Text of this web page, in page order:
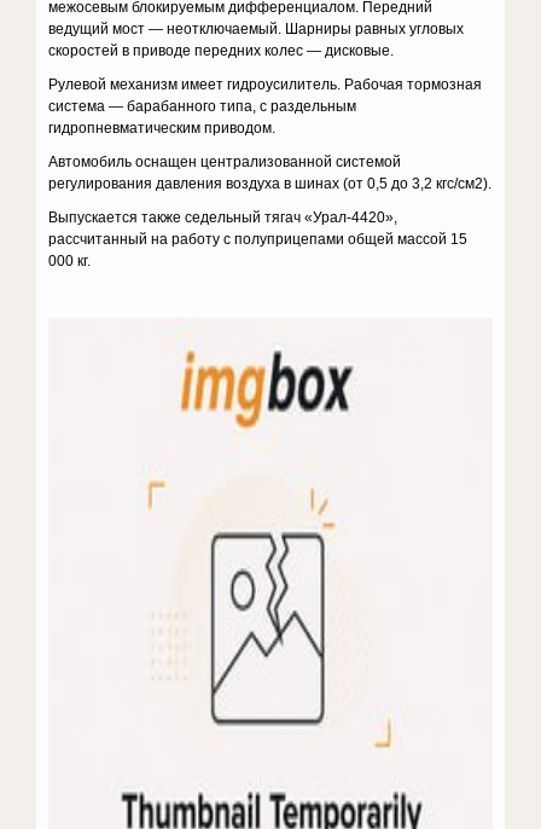
межосевым блокируемым дифференциалом. Передний
ведущий мост — неотключаемый. Шарниры равных угловых
скоростей в приводе передних колес — дисковые.
Рулевой механизм имеет гидроусилитель. Рабочая тормозная
система — барабанного типа, с раздельным
гидропневматическим приводом.
Автомобиль оснащен централизованной системой
регулирования давления воздуха в шинах (от 0,5 до 3,2 кгс/см2).
Выпускается также седельный тягач «Урал-4420»,
рассчитанный на работу с полуприцепами общей массой 15
000 кг.